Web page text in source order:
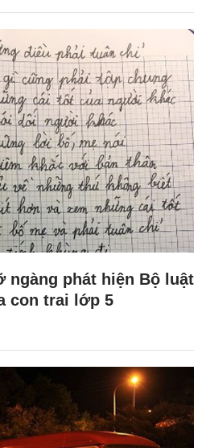
ngàng phát hiện Bộ luật
con trai lớp 5